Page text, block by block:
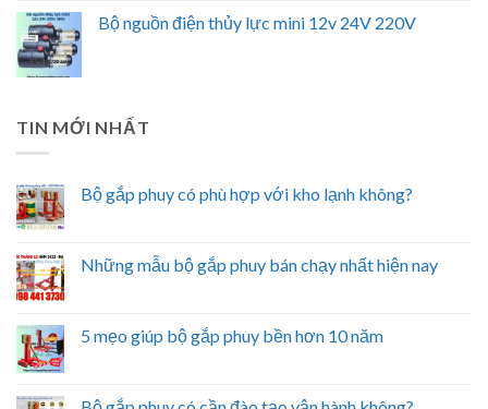
Bộ nguồn điện thủy lực mini 12v 24V 220V
TIN MỚI NHẤT
Bộ gắp phuy có phù hợp với kho lạnh không?
Những mẫu bộ gắp phuy bán chạy nhất hiện nay
5 mẹo giúp bộ gắp phuy bền hơn 10 năm